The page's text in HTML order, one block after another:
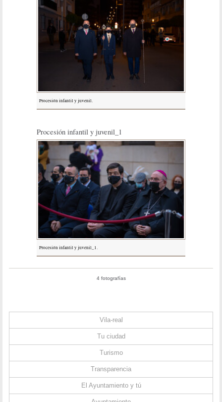
Procesión infantil y juvenil.
Procesión infantil y juvenil_1
Procesión infantil y juvenil_1.
4 fotografías
Vila-real
Tu ciudad
Turismo
Transparencia
El Ayuntamiento y tú